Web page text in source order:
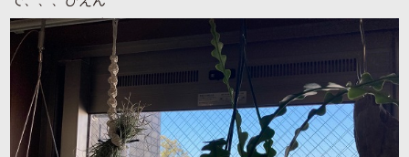
ギザギザが可愛い♡☟